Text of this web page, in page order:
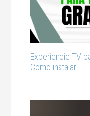
Experiencie TV
Como instalar